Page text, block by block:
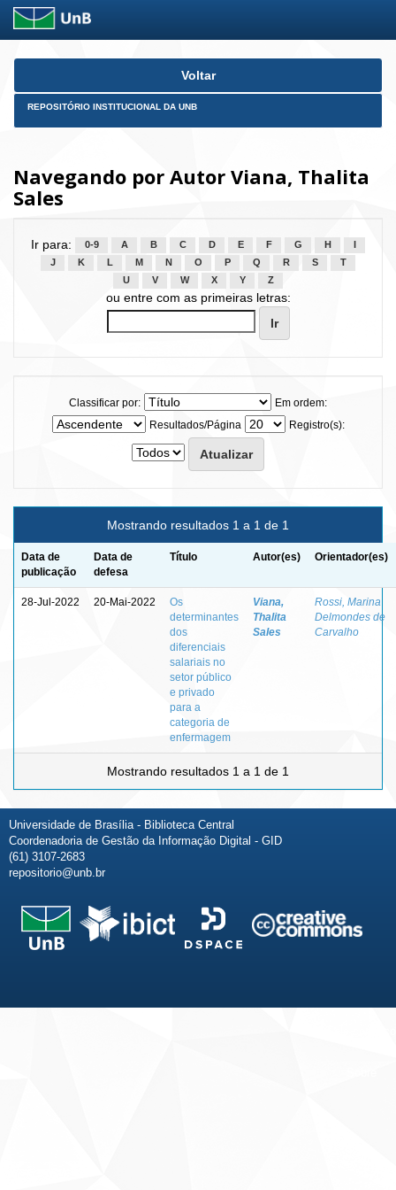
Skip
Voltar
REPOSITÓRIO INSTITUCIONAL DA UNB
Navegando por Autor Viana, Thalita
Sales
Ir para: 0-9 A B C D E F G H
J
K L M N O P Q R S
T
U
V W X Y Z
ou entre com as primeiras letras:
Classificar por:
Em ordem:
Resultados/Página
Registro(s):
Mostrando resultados 1 a 1 de 1
Data de
publicação
Data de
defesa
Título Autor(es) Orientador(es)
28-Jul-2022 20-Mai-2022
Os
determinantes
dos
diferenciais
salariais no
setor público
e privado
para a
categoria de
enfermagem
Viana,
Thalita
Sales
Rossi, Marina
Delmondes de
Carvalho
Mostrando resultados 1 a 1 de 1
Universidade de Brasília - Biblioteca Central
Coordenadoria de Gestão da Informação Digital - GID
(61) 3107-2683
repositorio@unb.br